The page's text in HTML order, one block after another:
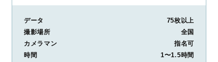
データ
75枚以上
撮影場所
全国
カメラマン
指名可
時間
1〜1.5時間